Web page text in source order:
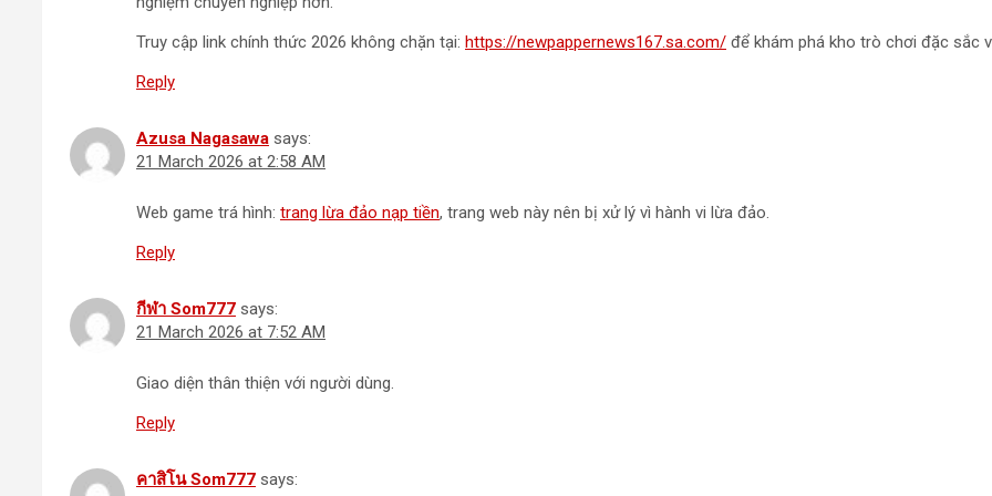
Truy cập link chính thức 2026 không chặn tại: https://newpappernews167.sa.com/ để khám phá kho trò chơi đặc sắc
Reply
Azusa Nagasawa says:
21 March 2026 at 2:58 AM
Web game trá hình: trang lừa đảo nạp tiền, trang web này nên bị xử lý vì hành vi lừa đảo.
Reply
กีฬา Som777 says:
21 March 2026 at 7:52 AM
Giao diện thân thiện với người dùng.
Reply
คาสิโน Som777 says: